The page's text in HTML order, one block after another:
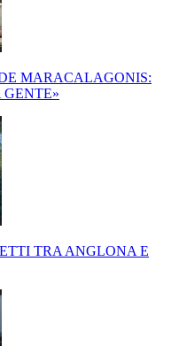
MARACALAGONIS:
TRA ANGLONA E